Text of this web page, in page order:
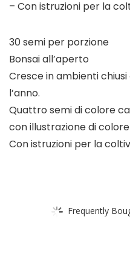
– Con istruzioni per la
30 semi per porzione
Bonsai all’aperto
Cresce in ambienti
l’anno.
Quattro semi di colore
con illustrazione di colore
Con istruzioni per la
Frequently